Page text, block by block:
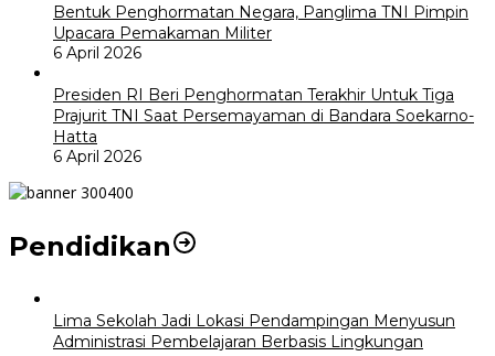
Bentuk Penghormatan Negara, Panglima TNI Pimpin
Upacara Pemakaman Militer
6 April 2026
Presiden RI Beri Penghormatan Terakhir Untuk Tiga
Prajurit TNI Saat Persemayaman di Bandara Soekarno-
Hatta
6 April 2026
Pendidikan
Lima Sekolah Jadi Lokasi Pendampingan Menyusun
Administrasi Pembelajaran Berbasis Lingkungan